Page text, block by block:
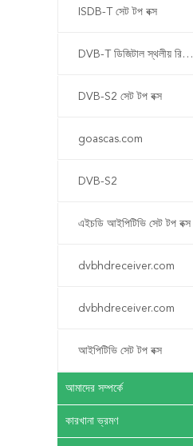
ISDB-T সেট টপ বক্স
DVB-T ডিজিটাল স্থলীয় রিসিভার
DVB-S2 সেট টপ বক্স
goascas.com
DVB-S2
এইচডি আইপিটিভি সেট টপ বক্স
dvbhdreceiver.com
dvbhdreceiver.com
আইপিটিভি সেট টপ বক্স
আমাদের সম্পর্কে
কারখানা ভ্রমণ